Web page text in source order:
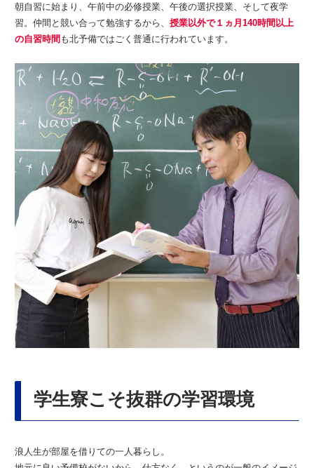
朝自習に始まり、午前中の必修授業、午後の選択授業、そして夜学
習。仲間と競い合って勉強するから、授業以外で１ヵ月140時間以上
の自習時間も北予備ではごく普通に行われています。
学生寮こそ抜群の学習環境
浪人生が部屋を借りての一人暮らし。